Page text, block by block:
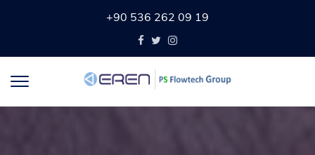
+90 536 262 09 19